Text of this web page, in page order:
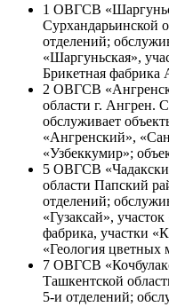
1 ОВГСВ
Сурхандарьинской
отделений;
«Шаргуньская»,
Брикетная
2 ОВГСВ
области г. Ангрен.
обслуживает
«Ангренский»,
«Узбеккумир»;
5 ОВГСВ
области Папский
отделений;
«Гузаксай»,
фабрика, участки
«Геология
7 ОВГСВ
Ташкентской
5-и отделений;